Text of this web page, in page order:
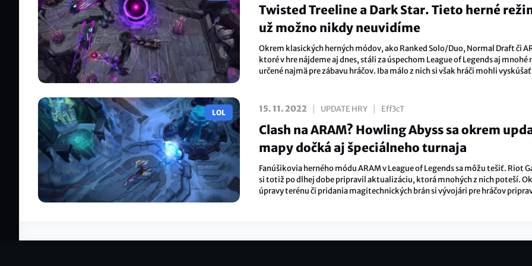
Twisted Treeline a Dark Star. Tieto herné
už možno nikdy neuvidíme
Okrem klasických herných módov, ako Ranked Solo/Duo, Normal Draft či
ktoré v hre nájdeme aj dnes, stáli za úspechom League of Legends aj mnohé
určené najmä pre zábavu hráčov. Iba málo z nich si však hráči mohli vyskúšať
LOL 15. 11. 2022 UPDATE HRY Eff3cT
Clash na ARAM? Howling Abyss sa okrem
mapy dočká aj špeciálneho turnaja
Fanúšikovia herného módu ARAM v League of Legends sa môžu tešiť. Riot
si totiž po dlhej dobe pripravil aktualizáciu, ktorá mnohých z nich poteší.
úpravy terénu či pridania magitechnických brán si vývojári pre hráčov